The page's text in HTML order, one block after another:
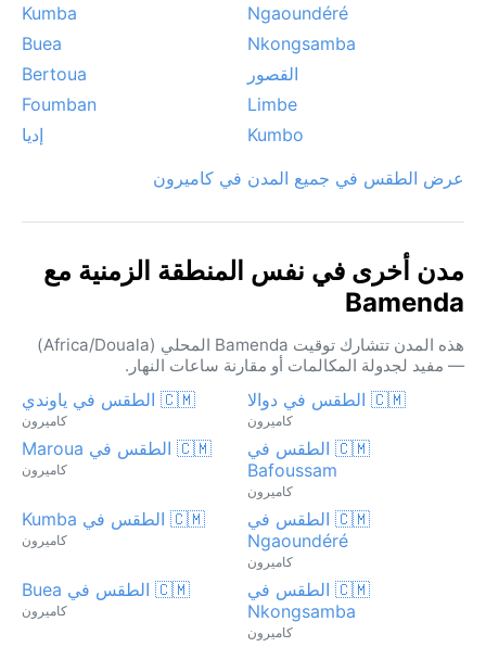
Ngaoundéré
Kumba
Nkongsamba
Buea
القصور‎
Bertoua
Limbe
Foumban
Kumbo
إديا
عرض الطقس في جميع المدن في كاميرون
مدن أخرى في نفس المنطقة الزمنية مع
Bamenda
هذه المدن تتشارك توقيت Bamenda المحلي (Africa/Douala)
— مفيد لجدولة المكالمات أو مقارنة ساعات النهار.
🇨🇲 الطقس في دوالا
كاميرون
🇨🇲 الطقس في ياوندي
كاميرون
🇨🇲 الطقس في
Bafoussam
كاميرون
🇨🇲 الطقس في Maroua
كاميرون
🇨🇲 الطقس في
Ngaoundéré
كاميرون
🇨🇲 الطقس في Kumba
كاميرون
🇨🇲 الطقس في
Nkongsamba
كاميرون
🇨🇲 الطقس في Buea
كاميرون